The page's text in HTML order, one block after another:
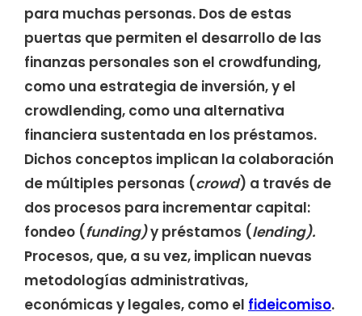
para muchas personas. Dos de estas
puertas que permiten el desarrollo de las
finanzas personales son el crowdfunding,
como una estrategia de inversión, y el
crowdlending, como una alternativa
financiera sustentada en los préstamos.
Dichos conceptos implican la colaboración
de múltiples personas (crowd) a través de
dos procesos para incrementar capital:
fondeo (funding)y préstamos (lending).
Procesos, que, a su vez, implican nuevas
metodologías administrativas,
económicas y legales, como el fideicomiso.